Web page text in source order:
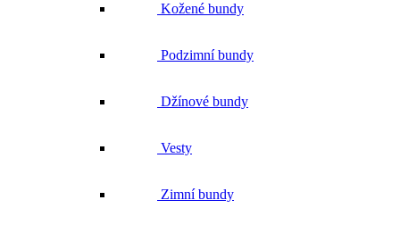
Kožené bundy
Podzimní bundy
Džínové bundy
Vesty
Zimní bundy